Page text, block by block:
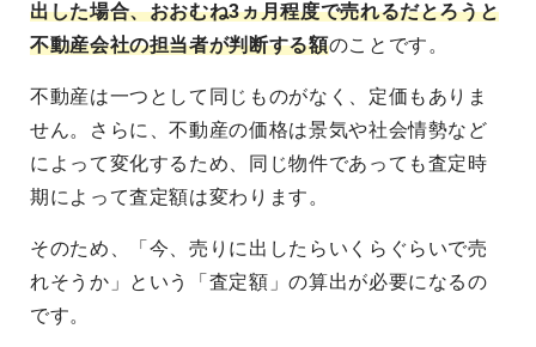
出した場合、おおむね3ヵ月程度で売れるだとろうと
不動産会社の担当者が判断する額のことです。
不動産は一つとして同じものがなく、定価もありま
せん。さらに、不動産の価格は景気や社会情勢など
によって変化するため、同じ物件であっても査定時
期によって査定額は変わります。
そのため、「今、売りに出したらいくらぐらいで売
れそうか」という「査定額」の算出が必要になるの
です。